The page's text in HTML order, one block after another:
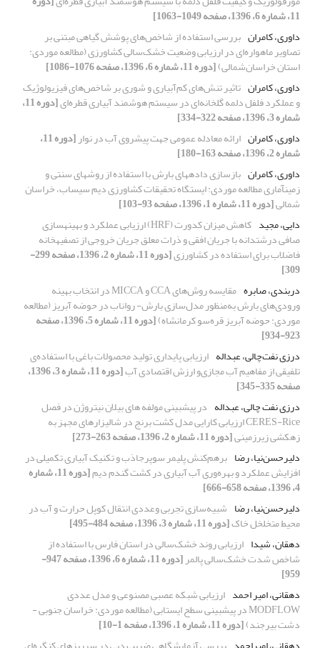
11، شماره 6، 1396، صفحه 1049-1063]
داوری، کامران بررسی استفاده از شاخص‌های پوشش گیاهی مبتنی بر
تصاویر ماهواره‌ای در ارزیابی وضعیت خشک‌سالی کشاورزی (مطالعه موردی:
استان خراسان‌شمالی)[دوره 11، شماره 6، 1396، صفحه 1076-1086]
داوری، کامران تاثیر تنش‌های‌ کم‌آبیاری و شوری بر شاخص‌های فیزیولوژیک
و عملکرد فلفل دلمه‌ گلخانه‌ای در سیستم‌ هوشمند آبیاری‌ قطره‌ای [دوره 11،
شماره 3، 1396، صفحه 322-334]
داوری، کامران ارائه معادله عمومی جهت پیشروی آب در نوار [دوره 11،
شماره 2، 1396، صفحه 163-180]
داوری، کامران بازسازی دادههای بارش با استفاده از روشهای سنتی و
زمینآماری مطالعه موردی: ایستگاه تحقیقات کشاورزی دیم سیساب، خراسان
شمالی[دوره 11، شماره 1، 1396، صفحه 93-103]
دایی، مجید
کاهش میزان کدورت (HRF) ارزیابی عملکرد و بهینهسازی
صافی درشتدانه با جریان افقی و ذرات معلق جریان خروجی از تصفیهخانه
فاضلاب برای استفاده در کشاورزی [دوره 11، شماره 2، 1396، صفحه 299-
309]
دربندی، صابره
مقایسه روش‌های CCA و MICCA در انتخاب بهینه
ورودی‌های بارش به‌منظور مدل‌سازی بارش- رواناب در حوضه آبریز (مطالعه
موردی: حوضه آبریز قره‌سو کرمانشاه) [دوره 11، شماره 5، 1396، صفحه
923-934]
درزی نفت‌چالی، عبداله ارزیابی پایداری تولید محصولات باغی با استفاده‌ی
تلفیقی از مفاهیم آب مجازی‌و ارزش اقتصادی آب [دوره 11، شماره 3، 1396،
صفحه 335-345]
درزی نفت چالی، عبداله در پیشبینی مولفه های بیلان نیتروژن در فصل
CERES-Rice ارزیابی کارایی مدل کشت برنج در شالیزارهای مجهز به
زهکشی زیرزمینی[دوره 11، شماره 2، 1396، صفحه 263-273]
دلیرحسن‌نیا، رضا برهم‌کنش پلیمر سوپرجاذب و تکنیک آبیاری تکمیلی در
افزایش عملکرد و بهره‌وری آب آبیاری در کشت گندم دیم [دوره 11، شماره
4، 1396، صفحه 658-666]
دلیرحسن‌نیا، رضا شبیه‌سازی تجربی وعددی انتقال کوپل حرارت و آب در
محیط متخلخل خاک[دوره 11، شماره 3، 1396، صفحه 484-495]
دهقان، شیدا ارزیابی روند خشک‌سالی در استان فارس با استفاده از
شاخص شدت خشک‌سالی پالمر [دوره 11، شماره 6، 1396، صفحه 947-
959]
دهقانی، امیر احمد ارزیابی شبکه عصبی مصنوعی و مدل عددی
MODFLOW در پیشبینی سطح ایستابی (مطالعه موردی: خراسان جنوبی -
دشت بیرجند)[دوره 11، شماره 1، 1396، صفحه 1-10]